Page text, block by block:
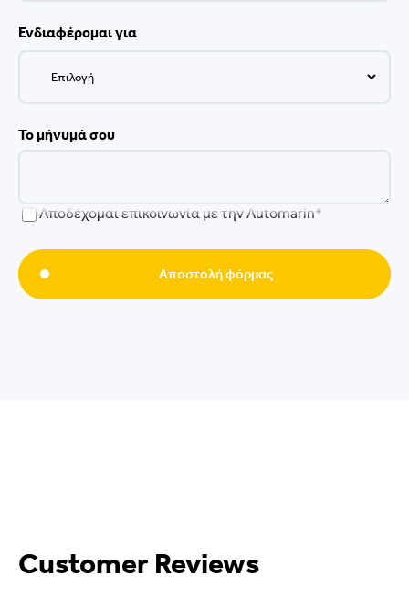
Ενδιαφέρομαι για
Το μήνυμά σου
Αποδέχομαι επικοινωνία με την Automarin*
Αποστολή φόρμας
Customer Reviews